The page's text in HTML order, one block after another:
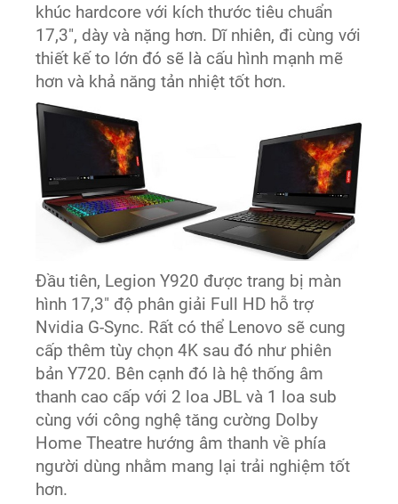
khúc hardcore với kích thước tiêu chuẩn
17,3", dày và nặng hơn. Dĩ nhiên, đi cùng với
thiết kế to lớn đó sẽ là cấu hình mạnh mẽ
hơn và khả năng tản nhiệt tốt hơn.
Đầu tiên, Legion Y920 được trang bị màn
hình 17,3" độ phân giải Full HD hỗ trợ
Nvidia G-Sync. Rất có thể Lenovo sẽ cung
cấp thêm tùy chọn 4K sau đó như phiên
bản Y720. Bên cạnh đó là hệ thống âm
thanh cao cấp với 2 loa JBL và 1 loa sub
cùng với công nghệ tăng cường Dolby
Home Theatre hướng âm thanh về phía
người dùng nhằm mang lại trải nghiệm tốt
hơn.